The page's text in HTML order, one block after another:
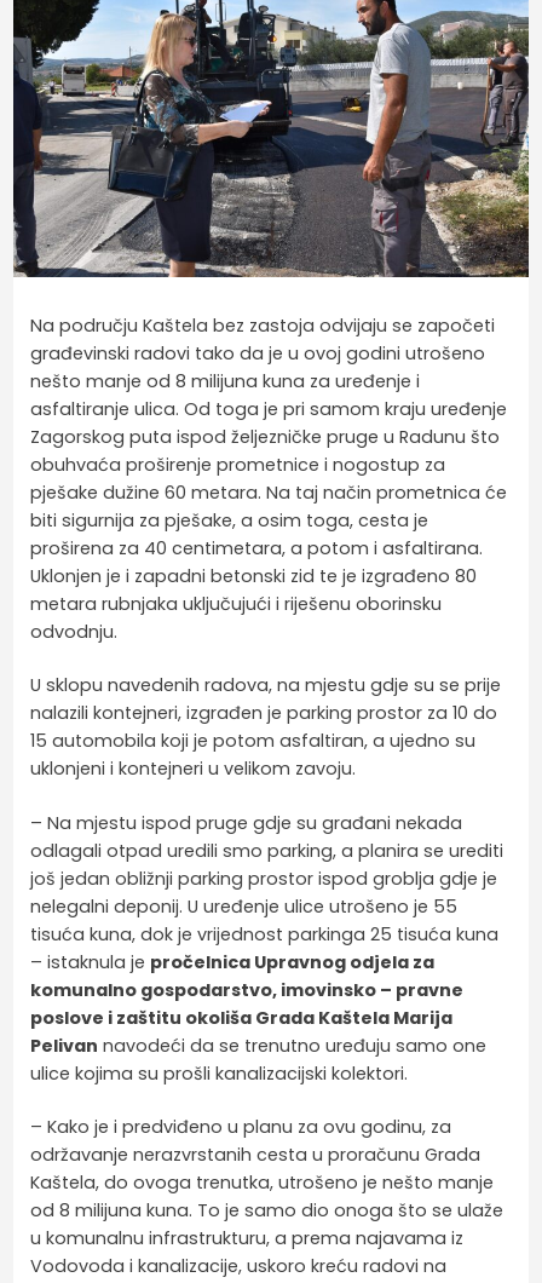
Na području Kaštela bez zastoja odvijaju se započeti
građevinski radovi tako da je u ovoj godini utrošeno
nešto manje od 8 milijuna kuna za uređenje i
asfaltiranje ulica. Od toga je pri samom kraju uređenje
Zagorskog puta ispod željezničke pruge u Radunu što
obuhvaća proširenje prometnice i nogostup za
pješake dužine 60 metara. Na taj način prometnica će
biti sigurnija za pješake, a osim toga, cesta je
proširena za 40 centimetara, a potom i asfaltirana.
Uklonjen je i zapadni betonski zid te je izgrađeno 80
metara rubnjaka uključujući i riješenu oborinsku
odvodnju.
U sklopu navedenih radova, na mjestu gdje su se prije
nalazili kontejneri, izgrađen je parking prostor za 10 do
15 automobila koji je potom asfaltiran, a ujedno su
uklonjeni i kontejneri u velikom zavoju.
– Na mjestu ispod pruge gdje su građani nekada
odlagali otpad uredili smo parking, a planira se urediti
još jedan obližnji parking prostor ispod groblja gdje je
nelegalni deponij. U uređenje ulice utrošeno je 55
tisuća kuna, dok je vrijednost parkinga 25 tisuća kuna
– istaknula je pročelnica Upravnog odjela za
komunalno gospodarstvo, imovinsko – pravne
poslove i zaštitu okoliša Grada Kaštela Marija
Pelivan navodeći da se trenutno uređuju samo one
ulice kojima su prošli kanalizacijski kolektori.
– Kako je i predviđeno u planu za ovu godinu, za
održavanje nerazvrstanih cesta u proračunu Grada
Kaštela, do ovoga trenutka, utrošeno je nešto manje
od 8 milijuna kuna. To je samo dio onoga što se ulaže
u komunalnu infrastrukturu, a prema najavama iz
Vodovoda i kanalizacije, uskoro kreću radovi na